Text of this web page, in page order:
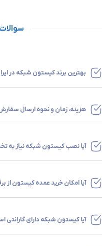
بهترین برند کیستون شبکه در
در این قسمت به معرفی
شبکه در بازار می‌پردازیم.
هزینه، زمان و نحوه ارسال
فروشگاه برقچی امکان خرید
خود فراهم کرده است. زمان
این است که همواره در جهت
بهترین کیفیت در اختیار آنان
آیا نصب کیستون شبکه نیاز به
نصب کیستون شبکه به تخصص
کدگذاری رنگ دارد. با این
آیا امکان خرید عمده کیستون از
بله، می‌توانید کیستون را به
عمده از تخفیفات هیجان‌انگیز
آیا کیستون شبکه دارای گارانتی
کلیه محصولات فروشگاه برقچی